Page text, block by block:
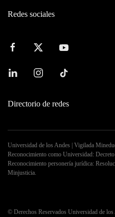
Redes sociales
Directorio de redes
Universidad de los Andes | Vigilada
Reconocimiento como Universidad:
Reconocimiento personería jurídica:
Minjusticia.
© Derechos Reservados Universidad de los